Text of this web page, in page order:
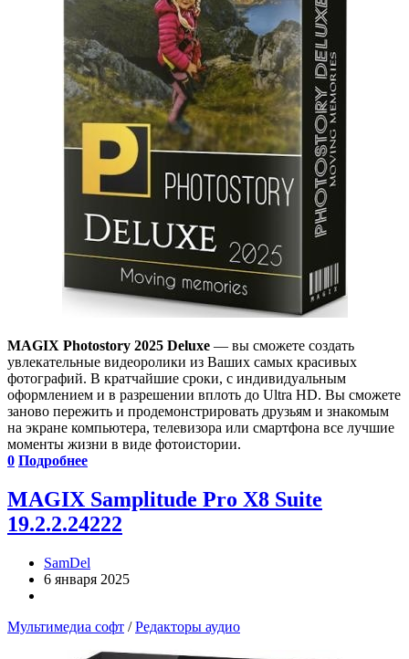
MAGIX Photostory 2025 Deluxe — вы сможете создать
увлекательные видеоролики из Ваших самых красивых
фотографий. В кратчайшие сроки, с индивидуальным
оформлением и в разрешении вплоть до Ultra HD. Вы сможете
заново пережить и продемонстрировать друзьям и знакомым
на экране компьютера, телевизора или смартфона все лучшие
моменты жизни в виде фотоистории.
0 Подробнее
MAGIX Samplitude Pro X8 Suite
19.2.2.24222
SamDel
6 января 2025
Мультимедиа софт /Редакторы аудио